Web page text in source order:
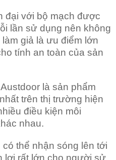
đại với bộ mạch được
lần sử dụng nên không
giả là ưu điểm lớn
tính an toàn của sản
là sản phẩm
trên thị trường hiện
điều kiện môi
nhau.
thể nhận sóng lên tới